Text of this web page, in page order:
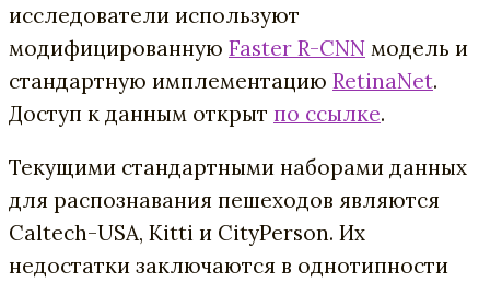
исследователи используют
модифицированную Faster R-CNN модель и
стандартную имплементацию RetinaNet.
Доступ к данным открыт по ссылке.
Текущими стандартными наборами данных
для распознавания пешеходов являются
Caltech-USA, Kitti и CityPerson. Их
недостатки заключаются в однотипности